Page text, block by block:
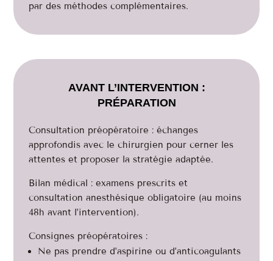
par des méthodes complémentaires.
AVANT L’INTERVENTION :
PRÉPARATION
Consultation préopératoire : échanges
approfondis avec le chirurgien pour cerner les
attentes et proposer la stratégie adaptée.
Bilan médical : examens prescrits et
consultation anesthésique obligatoire (au moins
48h avant l’intervention).
Consignes préopératoires :
Ne pas prendre d’aspirine ou d’anticoagulants